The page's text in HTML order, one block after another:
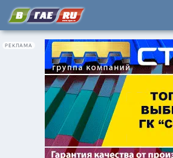
РЕКЛАМА